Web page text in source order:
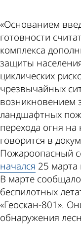
«Основанием
готовности
комплекса
защиты
циклических
чрезвычайных
возникновением
ландшафтных
перехода огня
говорится в
Пожароопасный
начался 25 марта
В марте
беспилотных
«Геоскан-801».
обнаружения